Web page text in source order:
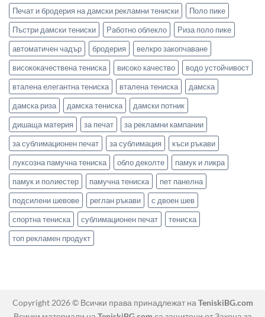
Печат и бродерия на дамски рекламни тениски
Поло пике
Пъстри дамски тениски
Работно облекло
Риза поло пике
автоматичен чадър
бродерия
велкро закопчаване
висококачествена тениска
високо качество
водо устойчивост
вталена елегантна тениска
вталена тениска
дамска
дамска риза
дамска тениска
дамски потник
дишаща материя
за печат
за рекламни кампании
за сублимационен печат
за сублимация
къси ръкави
луксозна памучна тениска
обло деколте
памук и ликра
памук и полиестер
памучна тениска
пет панелна
подсилени шевове
реглан ръкави
с двоен шев
спортна тениска
сублимационен печат
тениска
топ рекламен продукт
Copyright 2026 © Всички права принадлежат на TeniskiBG.com